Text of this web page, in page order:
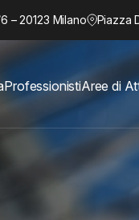
– 20123 Milano Piazza
ProfessionistiAree di